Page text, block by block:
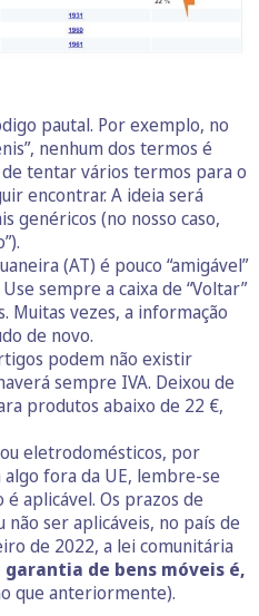
pautal. Por exemplo, no
nenhum dos termos é
tentar vários termos para o
encontrar. A ideia será
genéricos (no nosso caso,
(AT) é pouco “amigável”
sempre a caixa de “Voltar”
Muitas vezes, a informação
de novo.
podem não existir
sempre IVA. Deixou de
produtos abaixo de 22 €,
eletrodomésticos, por
fora da UE, lembre-se
é aplicável. Os prazos de
ser aplicáveis, no país de
de 2022, a lei comunitária
garantia de bens móveis é,
que anteriormente).